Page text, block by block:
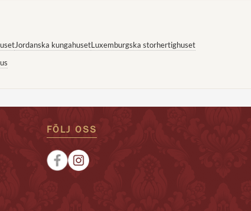
Jordanska kungahusetLuxemburgska storhertighuset
FÖLJ OSS